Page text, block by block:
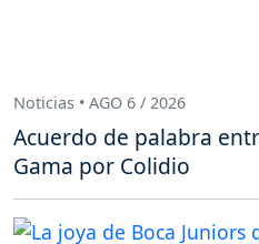
Noticias • AGO 6 / 2026
Acuerdo de palabra
Gama por Colidio